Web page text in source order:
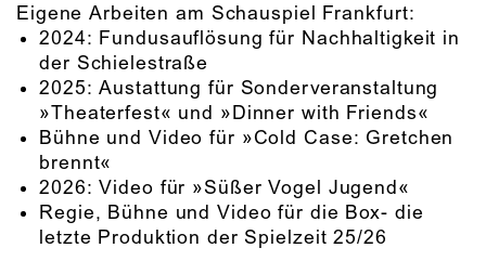
Eigene Arbeiten am Schauspiel Frankfurt:
2024: Fundusauflösung für Nachhaltigkeit in
der Schielestraße
2025: Austattung für Sonderveranstaltung
»Theaterfest« und »Dinner with Friends«
Bühne und Video für »Cold Case: Gretchen
brennt«
2026: Video für »Süßer Vogel Jugend«
Regie, Bühne und Video für die Box- die
letzte Produktion der Spielzeit 25/26